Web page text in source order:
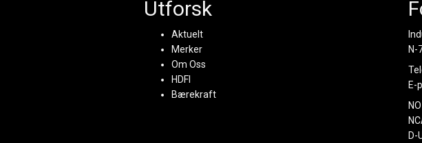
Utforsk
Aktuelt
Merker
Om Oss
HDFI
Bærekraft
N-
E-
D-